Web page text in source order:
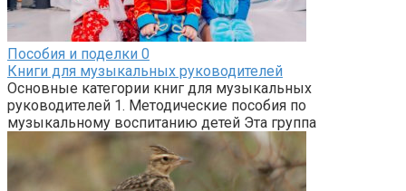
Пособия и поделки 0
Книги для музыкальных руководителей
Основные категории книг для музыкальных
руководителей 1. Методические пособия по
музыкальному воспитанию детей Эта группа